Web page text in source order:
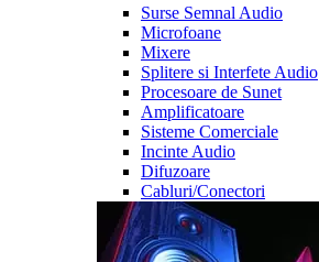
Surse Semnal Audio
Microfoane
Mixere
Splitere si Interfete Audio
Procesoare de Sunet
Amplificatoare
Sisteme Comerciale
Incinte Audio
Difuzoare
Cabluri/Conectori